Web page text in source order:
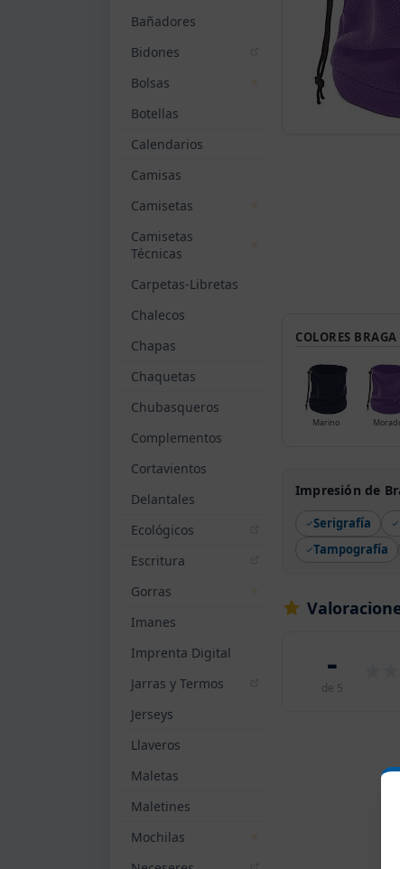
Bañadores
Bidones
Bolsas
Botellas
Calendarios
Camisas
Camisetas
Camisetas
Técnicas
Carpetas-Libretas
Chalecos
Chapas
Chaquetas
Chubasqueros
Complementos
Cortavientos
Delantales
Ecológicos
Escritura
Gorras
Imanes
Imprenta Digital
Jarras y Termos
Jerseys
Llaveros
Maletas
Maletines
Mochilas
COLORES
Marino
Impresión de
Serigrafía
Tampografía
-
de 5